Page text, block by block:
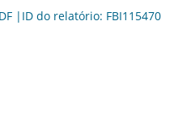
|ID do relatório: FBI115470